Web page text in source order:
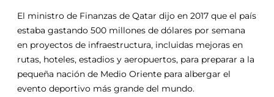
El ministro de Finanzas de Qatar dijo en 2017 que el país
estaba gastando 500 millones de dólares por semana
en proyectos de infraestructura, incluidas mejoras en
rutas, hoteles, estadios y aeropuertos, para preparar a la
pequeña nación de Medio Oriente para albergar el
evento deportivo más grande del mundo.